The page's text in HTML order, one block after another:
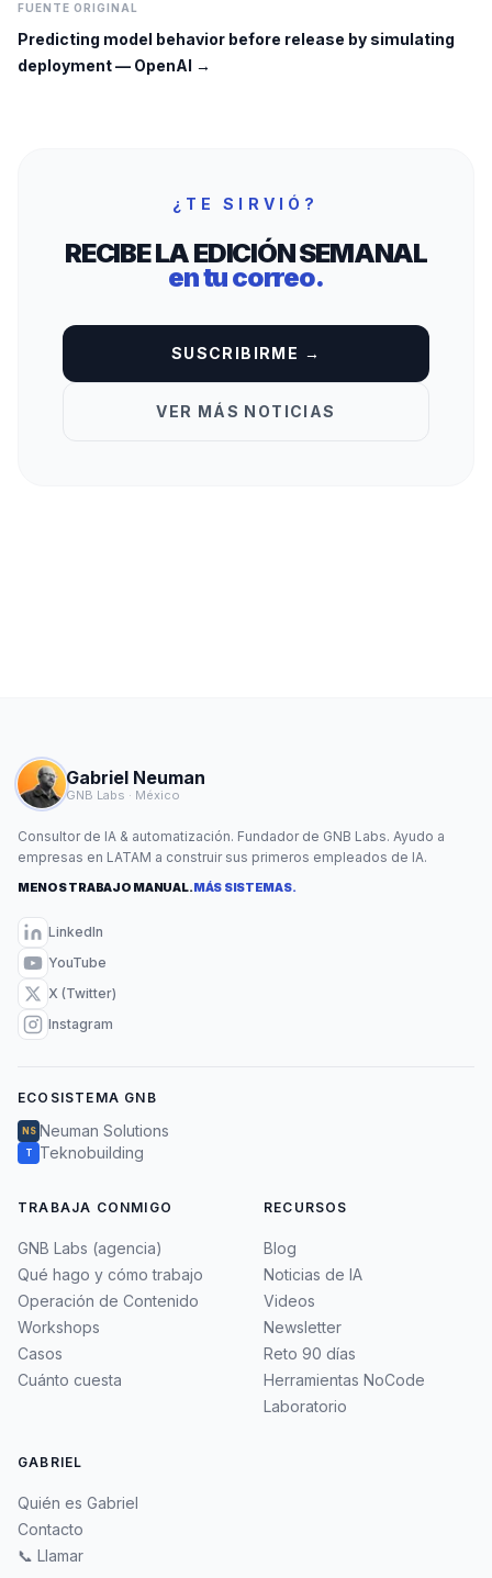
FUENTE ORIGINAL
Predicting model behavior before release by simulating
deployment— OpenAI →
¿TE SIRVIÓ?
RECIBE LA EDICIÓN SEMANAL
en tu correo.
SUSCRIBIRME →
VER MÁS NOTICIAS
Gabriel Neuman
GNB Labs · México
Consultor de IA & automatización. Fundador de GNB Labs. Ayudo a
empresas en LATAM a construir sus primeros empleados de IA.
MENOS TRABAJO MANUAL.MÁS SISTEMAS.
LinkedIn
YouTube
X (Twitter)
Instagram
ECOSISTEMA GNB
NS Neuman Solutions
T Teknobuilding
TRABAJA CONMIGO
GNB Labs (agencia)
Qué hago y cómo trabajo
Operación de Contenido
Workshops
Casos
Cuánto cuesta
RECURSOS
Blog
Noticias de IA
Videos
Newsletter
Reto 90 días
Herramientas NoCode
Laboratorio
GABRIEL
Quién es Gabriel
Contacto
📞 Llamar